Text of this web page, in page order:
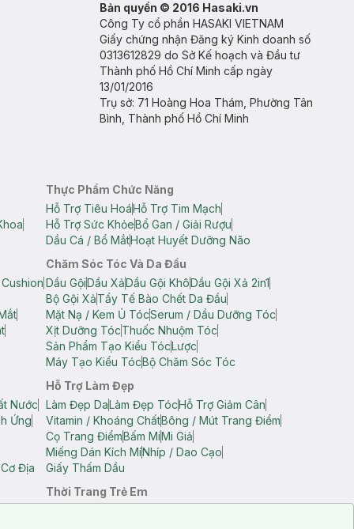
Bản quyền © 2016 Hasaki.vn
Công Ty cổ phần HASAKI VIETNAM
Giấy chứng nhận Đăng ký Kinh doanh số
0313612829 do Sở Kế hoạch và Đầu tư
Thành phố Hồ Chí Minh cấp ngày
13/01/2016
Trụ sở: 71 Hoàng Hoa Thám, Phường Tân
Bình, Thành phố Hồ Chí Minh
Thực Phẩm Chức Năng
Hỗ Trợ Tiêu HoáHỗ Trợ Tim Mạch
Hỗ Trợ Sức KhỏeBổ Gan / Giải Rượu
Dầu Cá / Bổ MắtHoạt Huyết Dưỡng Não
Chăm Sóc Tóc Và Da Đầu
Dầu GộiDầu XảDầu Gội KhôDầu Gội Xả 2in1
Bộ Gội XảTẩy Tế Bào Chết Da Đầu
Mặt Nạ / Kem Ủ TócSerum / Dầu Dưỡng Tóc
Xịt Dưỡng TócThuốc Nhuộm Tóc
Sản Phẩm Tạo Kiểu TócLược
Máy Tạo Kiểu TócBộ Chăm Sóc Tóc
Nước
Ứng
Địa
Hỗ Trợ Làm Đẹp
Làm Đẹp DaLàm Đẹp TócHỗ Trợ Giảm Cân
Vitamin / Khoáng ChấtBông / Mút Trang Điểm
Cọ Trang ĐiểmBấm MiMi Giả
Miếng Dán Kích MíNhíp / Dao Cạo
Giấy Thấm Dầu
Thời Trang Trẻ Em